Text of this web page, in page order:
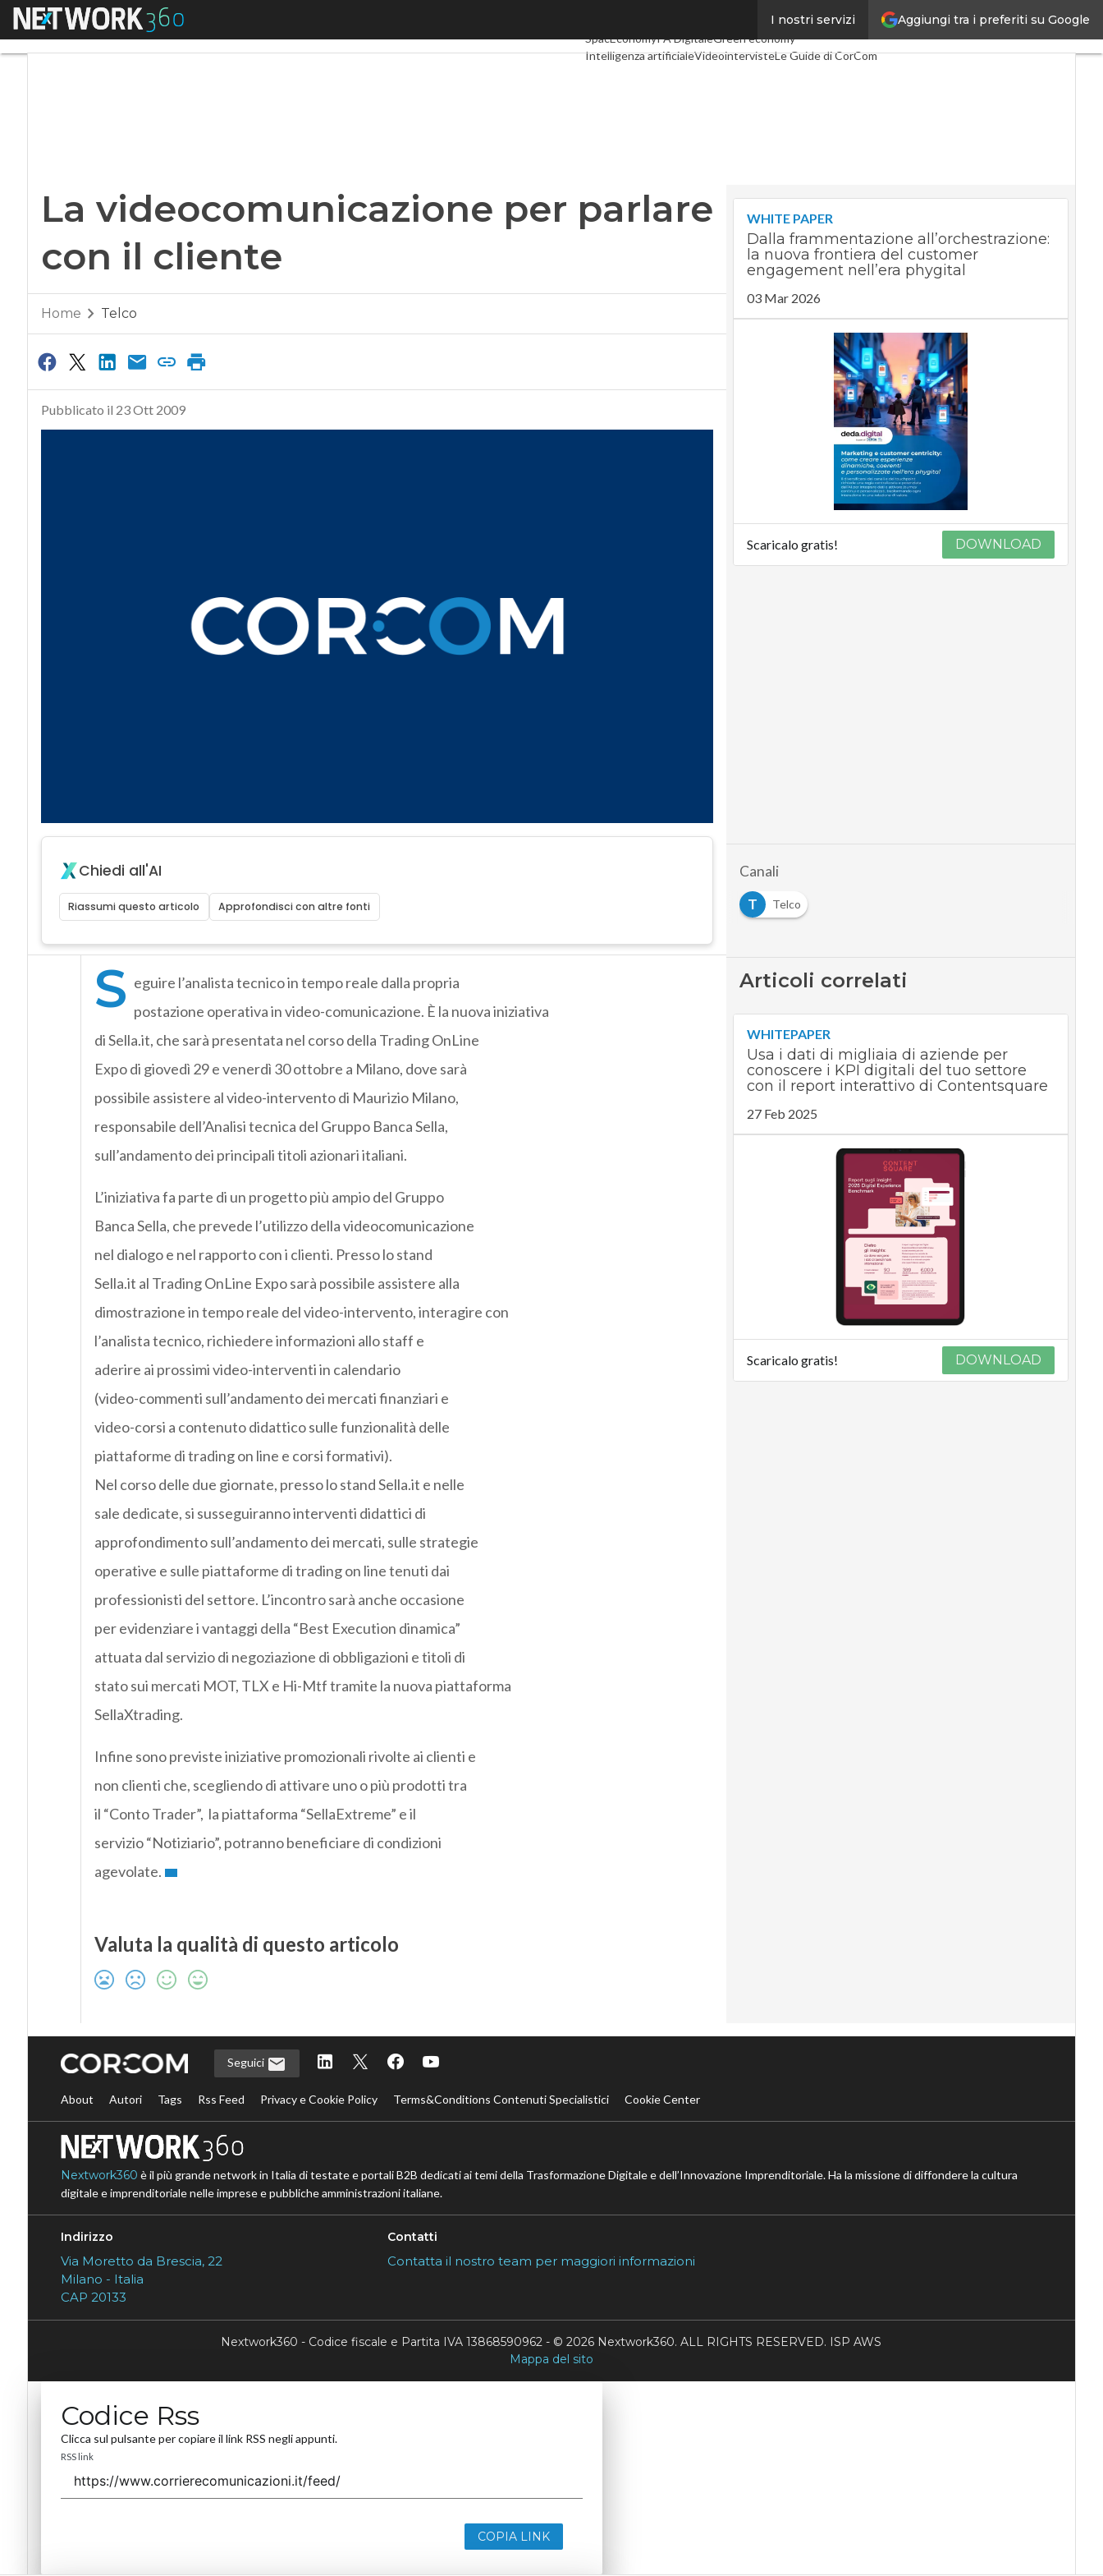
Aggiungi tra i preferiti su Google
I nostri servizi
Menu
Industria 4.0
SpacEconomyPA DigitaleGreen economy
Intelligenza artificialeVideointervisteLe Guide di CorCom
La videocomunicazione per parlare
con il cliente
Home Telco
Pubblicato il 23 Ott 2009
Chiedi all'AI
Riassumi questo articolo Approfondisci con altre fonti
S eguire l’analista tecnico in tempo reale dalla propria
postazione operativa in video-comunicazione. È la nuova iniziativa
di Sella.it, che sarà presentata nel corso della Trading OnLine
Expo di giovedì 29 e venerdì 30 ottobre a Milano, dove sarà
possibile assistere al video-intervento di Maurizio Milano,
responsabile dell’Analisi tecnica del Gruppo Banca Sella,
sull’andamento dei principali titoli azionari italiani.
L’iniziativa fa parte di un progetto più ampio del Gruppo
Banca Sella, che prevede l’utilizzo della videocomunicazione
nel dialogo e nel rapporto con i clienti. Presso lo stand
Sella.it al Trading OnLine Expo sarà possibile assistere alla
dimostrazione in tempo reale del video-intervento, interagire con
l’analista tecnico, richiedere informazioni allo staff e
aderire ai prossimi video-interventi in calendario
(video-commenti sull’andamento dei mercati finanziari e
video-corsi a contenuto didattico sulle funzionalità delle
piattaforme di trading on line e corsi formativi).
Nel corso delle due giornate, presso lo stand Sella.it e nelle
sale dedicate, si susseguiranno interventi didattici di
approfondimento sull’andamento dei mercati, sulle strategie
operative e sulle piattaforme di trading on line tenuti dai
professionisti del settore. L’incontro sarà anche occasione
per evidenziare i vantaggi della “Best Execution dinamica”
attuata dal servizio di negoziazione di obbligazioni e titoli di
stato sui mercati MOT, TLX e Hi-Mtf tramite la nuova piattaforma
SellaXtrading.
Infine sono previste iniziative promozionali rivolte ai clienti e
non clienti che, scegliendo di attivare uno o più prodotti tra
il “Conto Trader”, la piattaforma “SellaExtreme” e il
servizio “Notiziario”, potranno beneficiare di condizioni
agevolate.
Valuta la qualità di questo articolo
WHITE PAPER
Dalla frammentazione all’orchestrazione:
la nuova frontiera del customer
engagement nell’era phygital
03 Mar 2026
Scaricalo gratis! DOWNLOAD
Canali
T
Telco
Articoli correlati
WHITEPAPER
Usa i dati di migliaia di aziende per
conoscere i KPI digitali del tuo settore
con il report interattivo di Contentsquare
27 Feb 2025
Scaricalo gratis! DOWNLOAD
Seguici
About Autori Tags Rss Feed Privacy e Cookie Policy Terms&Conditions Contenuti Specialistici Cookie Center
Nextwork360 è il più grande network in Italia di testate e portali B2B dedicati ai temi della Trasformazione Digitale e dell’Innovazione Imprenditoriale. Ha la missione di diffondere la cultura
digitale e imprenditoriale nelle imprese e pubbliche amministrazioni italiane.
Indirizzo
Via Moretto da Brescia, 22
Milano - Italia
CAP 20133
Contatti
Contatta il nostro team per maggiori informazioni
Nextwork360 - Codice fiscale e Partita IVA 13868590962 - © 2026 Nextwork360. ALL RIGHTS RESERVED. ISP AWS
Mappa del sito
Codice Rss
Clicca sul pulsante per copiare il link RSS negli appunti.
RSS link
COPIA LINK